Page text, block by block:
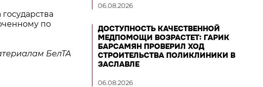
по
БелТА
06.08.2026
ДОСТУПНОСТЬ КАЧЕСТВЕННОЙ
МЕДПОМОЩИ ВОЗРАСТЕТ: ГАРИК
БАРСАМЯН ПРОВЕРИЛ ХОД
СТРОИТЕЛЬСТВА ПОЛИКЛИНИКИ В
ЗАСЛАВЛЕ
06.08.2026